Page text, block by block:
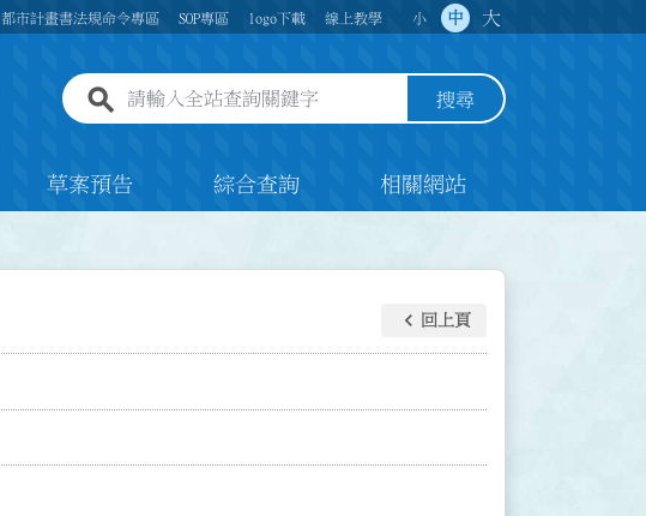
都市計畫書法規命令專區 SOP專區 logo下載 線上教學 小 中 大
全站查詢關鍵字欄位 搜尋
草案預告 綜合查詢 相關網站
keyboard_arrow_left 回上頁